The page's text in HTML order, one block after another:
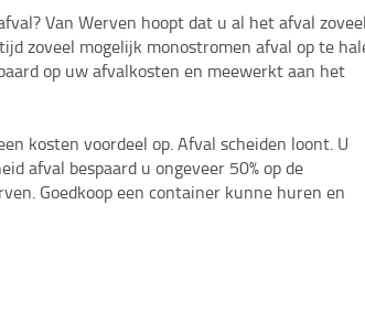
Van Werven hoopt dat u al het afval
zoveel mogelijk monostromen afval op te
op uw afvalkosten en meewerkt aan het
kosten voordeel op. Afval scheiden loont. U
afval bespaard u ongeveer 50% op de
Goedkoop een container kunne huren en